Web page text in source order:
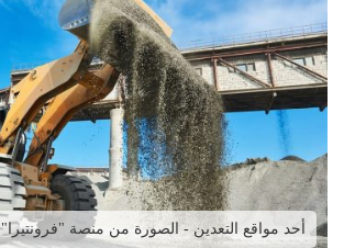
أحد مواقع التعدين - الصورة من منصة "فرونتيرا"